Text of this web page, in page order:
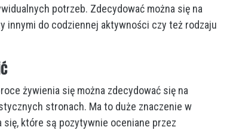
potrzeb. Zdecydować można się na
innymi do codziennej aktywności czy też rodzaju
żywienia się można zdecydować się na
stronach. Ma to duże znaczenie w
które są pozytywnie oceniane przez